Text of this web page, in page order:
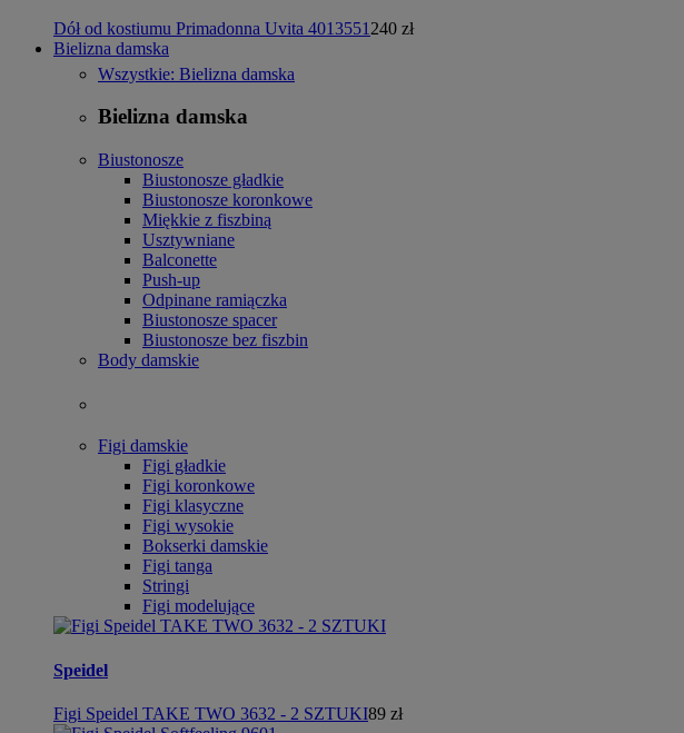
Dół od kostiumu Primadonna Uvita 4013551 240 zł
Bielizna damska
Wszystkie: Bielizna damska
Bielizna damska
Biustonosze
Biustonosze gładkie
Biustonosze koronkowe
Miękkie z fiszbiną
Usztywniane
Balconette
Push-up
Odpinane ramiączka
Biustonosze spacer
Biustonosze bez fiszbin
Body damskie
Figi damskie
Figi gładkie
Figi koronkowe
Figi klasyczne
Figi wysokie
Bokserki damskie
Figi tanga
Stringi
Figi modelujące
Speidel
Figi Speidel TAKE TWO 3632 - 2 SZTUKI89 zł